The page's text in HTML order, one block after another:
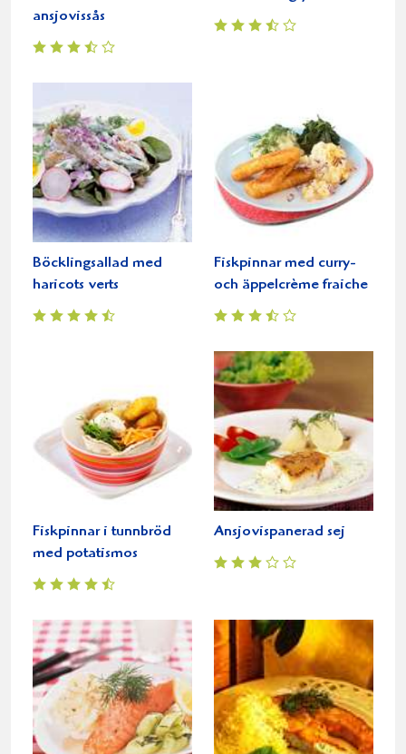
ansjovissås
Böcklingsallad med
haricots verts
Fiskpinnar med curry-
och äppelcrème fraiche
Fiskpinnar i tunnbröd
med potatismos
Ansjovispanerad sej